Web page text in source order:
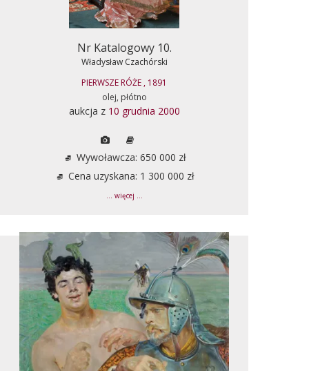
Nr Katalogowy 10.
Władysław Czachórski
PIERWSZE RÓŻE , 1891
olej, płótno
aukcja z 10 grudnia 2000
Wywoławcza: 650 000 zł
Cena uzyskana: 1 300 000 zł
... więcej ...